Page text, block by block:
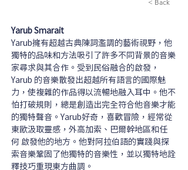
< Back
Yarub Smarait
Yarub擁有超越古典陳詞濫調的藝術視野，他
獨特的品味和方法吸引了許多不同背景的音樂
家尋求與其合作。受到民俗融合的啟發，
Yarub 的音樂散發出超越所有語言的國際魅
力，使複雜的作品得以流暢地融入耳中。他不
怕打破規則，總是創造出完全符合他音樂才能
的獨特聲音。Yarub好奇，喜歡冒險，經常從
東歐汲取靈感，外高加索、巴爾幹地區和任
何 啟發他的地方。他對阿拉伯語的實踐與探
索音樂鞏固了他獨特的音樂性，並以獨特地詮
釋技巧重現東方曲調。